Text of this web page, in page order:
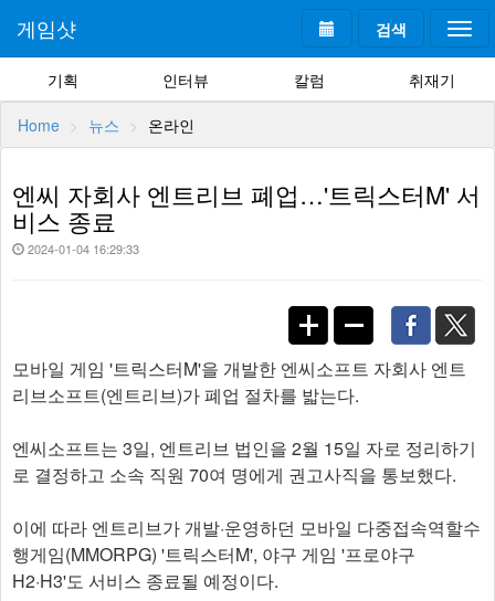
검색
게임샷
기획 인터뷰 칼럼 취재기
Home 뉴스 온라인
엔씨 자회사 엔트리브 폐업…'트릭스터M' 서
비스 종료
2024-01-04 16:29:33
모바일 게임 '트릭스터M'을 개발한 엔씨소프트 자회사 엔트
리브소프트(엔트리브)가 폐업 절차를 밟는다.
엔씨소프트는 3일, 엔트리브 법인을 2월 15일 자로 정리하기
로 결정하고 소속 직원 70여 명에게 권고사직을 통보했다.
이에 따라 엔트리브가 개발·운영하던 모바일 다중접속역할수
행게임(MMORPG) '트릭스터M', 야구 게임 '프로야구
H2·H3'도 서비스 종료될 예정이다.